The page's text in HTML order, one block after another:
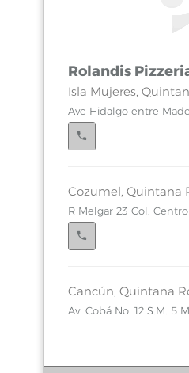
Rolandis
Isla Mujeres,
Ave Hidalgo entre
Cozumel, Quintana
R Melgar 23 Col. Centro
Cancún, Quintana
Av. Cobá No. 12 S.M. 5